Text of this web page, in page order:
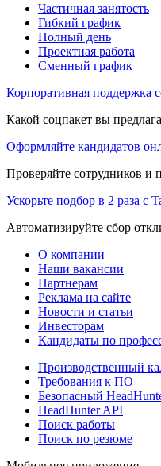
Частичная занятость
Гибкий график
Полный день
Проектная работа
Сменный график
Корпоративная поддержка
Какой соцпакет вы
Оформляйте кандидатов
Проверяйте сотрудников и
Ускорьте подбор в 2 раза с
Автоматизируйте сбор
О компании
Наши вакансии
Партнерам
Реклама на сайте
Новости и статьи
Инвесторам
Кандидаты по
Производственный
Требования к ПО
Безопасный
HeadHunter API
Поиск работы
Поиск по резюме